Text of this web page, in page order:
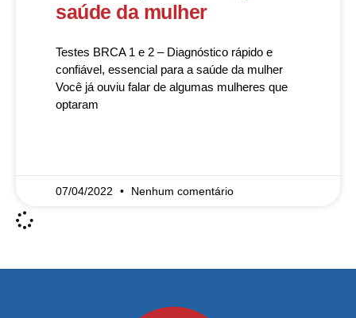
saúde da mulher
Testes BRCA 1 e 2 – Diagnóstico rápido e
confiável, essencial para a saúde da mulher
Você já ouviu falar de algumas mulheres que
optaram
07/04/2022 Nenhum comentário